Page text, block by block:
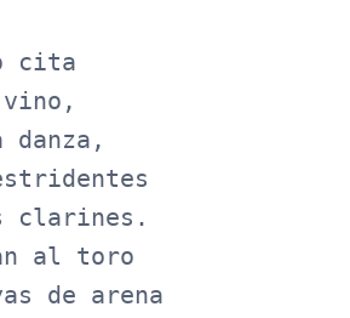
cita
clarines.
al toro
de arena